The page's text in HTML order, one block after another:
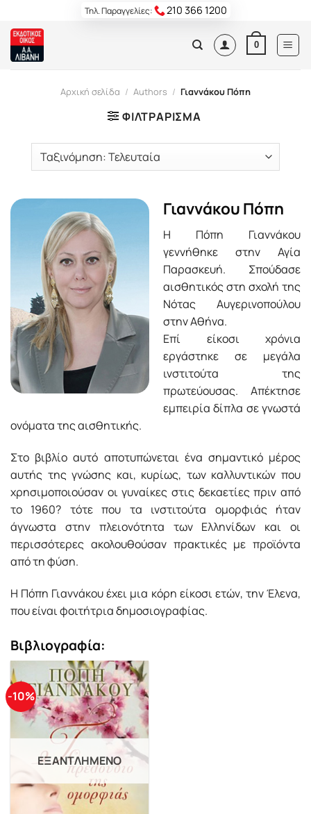
content
Τηλ. Παραγγελίες: 210 366 1200
0
Αρχική σελίδα / Authors / Γιαννάκου Πόπη
ΦΙΛΤΡΆΡΙΣΜΑ
Γιαννάκου Πόπη
Η Πόπη Γιαννάκου
γεννήθηκε στην Αγία
Παρασκευή. Σπούδασε
αισθητικός στη σχολή της
Νότας Αυγερινοπούλου
στην Αθήνα.
Επί είκοσι χρόνια
εργάστηκε σε μεγάλα
ινστιτούτα της
πρωτεύουσας. Απέκτησε
εμπειρία δίπλα σε γνωστά
ονόματα της αισθητικής.
Στο βιβλίο αυτό αποτυπώνεται ένα σημαντικό μέρος
αυτής της γνώσης και, κυρίως, των καλλυντικών που
χρησιμοποιούσαν οι γυναίκες στις δεκαετίες πριν από
το 1960? τότε που τα ινστιτούτα ομορφιάς ήταν
άγνωστα στην πλειονότητα των Ελληνίδων και οι
περισσότερες ακολουθούσαν πρακτικές με προϊόντα
από τη φύση.
Η Πόπη Γιαννάκου έχει μια κόρη είκοσι ετών, την Έλενα,
που είναι φοιτήτρια δημοσιογραφίας.
Βιβλιογραφία:
-10%
ΕΞΑΝΤΛΗΜΈΝΟ